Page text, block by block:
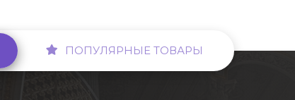
ПОПУЛЯРНЫЕ ТОВАРЫ